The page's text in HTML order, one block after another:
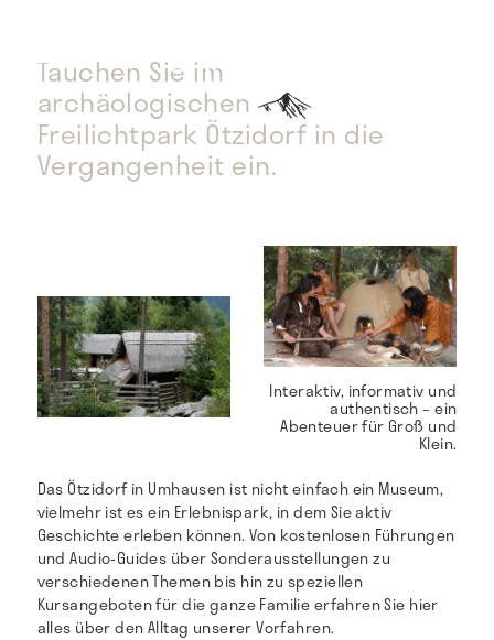
Tauchen Sie im
archäologischen
Freilichtpark Ötzidorf in die
Vergangenheit ein.
Interaktiv, informativ und
authentisch – ein
Abenteuer für Groß und
Klein.
Das Ötzidorf in Umhausen ist nicht einfach ein Museum,
vielmehr ist es ein Erlebnispark, in dem Sie aktiv
Geschichte erleben können. Von kostenlosen Führungen
und Audio-Guides über Sonderausstellungen zu
verschiedenen Themen bis hin zu speziellen
Kursangeboten für die ganze Familie erfahren Sie hier
alles über den Alltag unserer Vorfahren.